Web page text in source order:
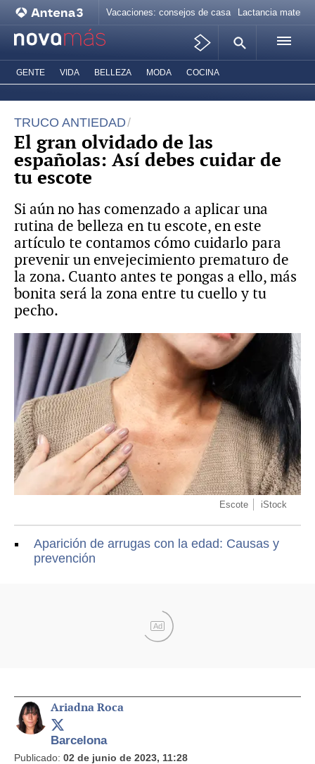
Vacaciones: consejos de casa Lactancia materna
GENTE VIDA BELLEZA MODA COCINA
TRUCO ANTIEDAD
El gran olvidado de las
españolas: Así debes cuidar de
tu escote
Si aún no has comenzado a aplicar una
rutina de belleza en tu escote, en este
artículo te contamos cómo cuidarlo para
prevenir un envejecimiento prematuro de
la zona. Cuanto antes te pongas a ello, más
bonita será la zona entre tu cuello y tu
pecho.
Escote iStock
Aparición de arrugas con la edad: Causas y
prevención
Ad
Ariadna Roca
Barcelona
Publicado: 02 de junio de 2023, 11:28